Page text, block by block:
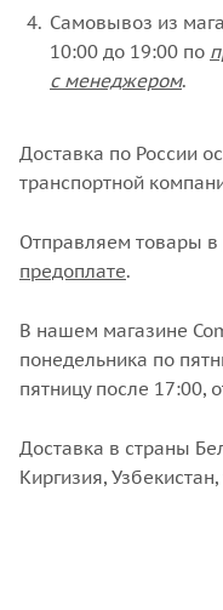
Самовывоз из
10:00 до 19:00 по
с менеджером.
Доставка по России
транспортной
Отправляем товары в
предоплате.
В нашем магазине
понедельника по
пятницу после 17:00,
Доставка в страны
Киргизия,